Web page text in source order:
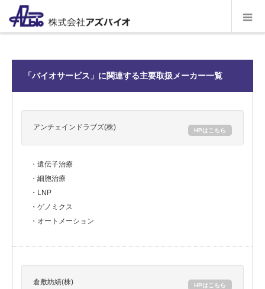
「バイオサービス」に関連する主要取扱メーカー一覧
アンチェインドラブズ(株) HPはこちら
・遺伝子治療
・細胞治療
・LNP
・ゲノミクス
・オートメーション
倉敷紡績(株) HPはこちら